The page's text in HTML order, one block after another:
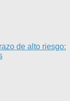
de alto riesgo: